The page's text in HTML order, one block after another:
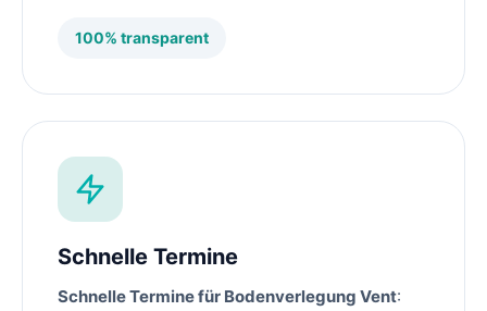
100% transparent
Schnelle Termine
Schnelle Termine für Bodenverlegung Vent: